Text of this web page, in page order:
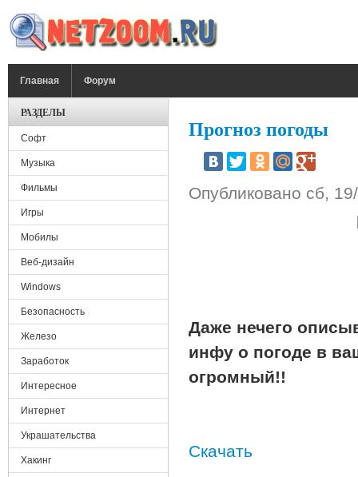
Главная Форум
Прогноз погоды
Опубликовано сб,
Даже нечего
инфу о погоде в
огромный!!
Скачать
РАЗДЕЛЫ
Софт
Музыка
Фильмы
Игры
Мобилы
Веб-дизайн
Windows
Безопасность
Железо
Заработок
Интересное
Интернет
Украшательства
Хакинг